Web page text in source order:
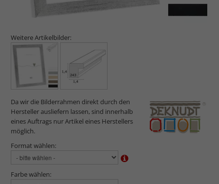
Weitere Artikelbilder:
Da wir die Bilderrahmen direkt durch den
Hersteller ausliefern lassen, sind innerhalb
eines Auftrags nur Artikel eines Herstellers
möglich.
Format wählen:
Farbe wählen: